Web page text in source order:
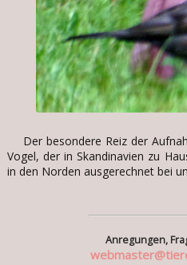
Der besondere Reiz der
Vogel, der in Skandinavien zu
in den Norden ausgerechnet bei
Anregungen,